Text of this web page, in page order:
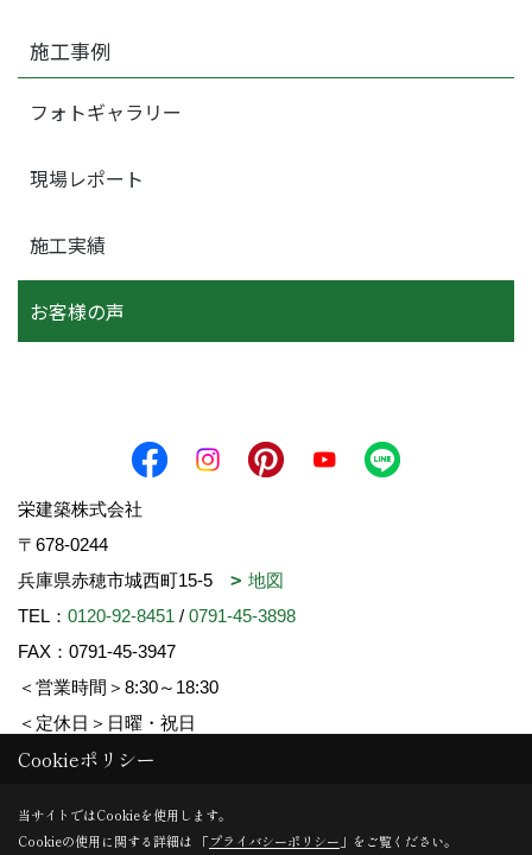
施工事例
フォトギャラリー
現場レポート
施工実績
お客様の声
栄建築株式会社
〒678-0244
兵庫県赤穂市城西町15-5
地図
TEL： 0120-92-8451 / 0791-45-3898
FAX：0791-45-3947
＜営業時間＞8:30～18:30
＜定休日＞日曜・祝日
Copyright (c) SAKAE-KENCHIKU. All Rights Reserved.
Produced byゴデスクリエイト
Cookieポリシー
当サイトではCookieを使用します。
Cookieの使用に関する詳細は 「プライバシーポリシー 」をご覧ください。